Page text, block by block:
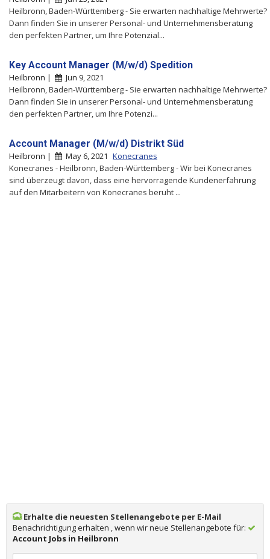
Heilbronn, Baden-Württemberg - Sie erwarten nachhaltige Mehrwerte?
Dann finden Sie in unserer Personal- und Unternehmensberatung
den perfekten Partner, um Ihre Potenzial...
Key Account Manager (M/w/d) Spedition
Heilbronn |
Jun 9, 2021
Heilbronn, Baden-Württemberg - Sie erwarten nachhaltige Mehrwerte?
Dann finden Sie in unserer Personal- und Unternehmensberatung
den perfekten Partner, um Ihre Potenzi...
Account Manager (M/w/d) Distrikt Süd
Heilbronn | May 6, 2021 Konecranes
Konecranes - Heilbronn, Baden-Württemberg - Wir bei Konecranes
sind überzeugt davon, dass eine hervorragende Kundenerfahrung
auf den Mitarbeitern von Konecranes beruht ...
Erhalte die neuesten Stellenangebote per E-Mail
Benachrichtigung erhalten , wenn wir neue Stellenangebote für:
Account Jobs in Heilbronn